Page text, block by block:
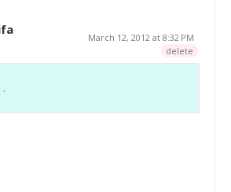
March 12, 2012 at 8:32 PM
delete